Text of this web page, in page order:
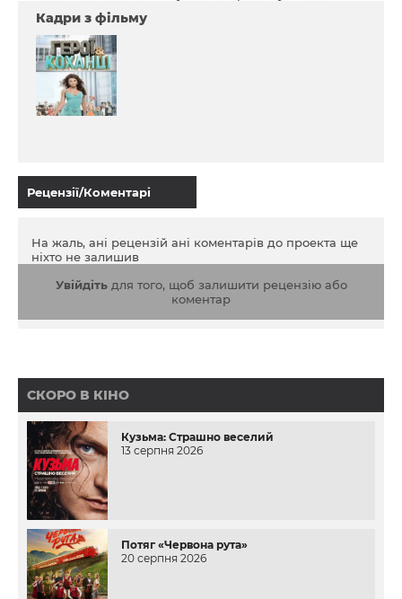
Кадри з фільму
Рецензії/Коментарі
На жаль, ані рецензій ані коментарів до проекта ще
ніхто не залишив
Увійдітьдля того, щоб залишити рецензію або
коментар
СКОРО В КІНО
Кузьма: Страшно веселий
13 серпня 2026
Потяг «Червона рута»
20 серпня 2026